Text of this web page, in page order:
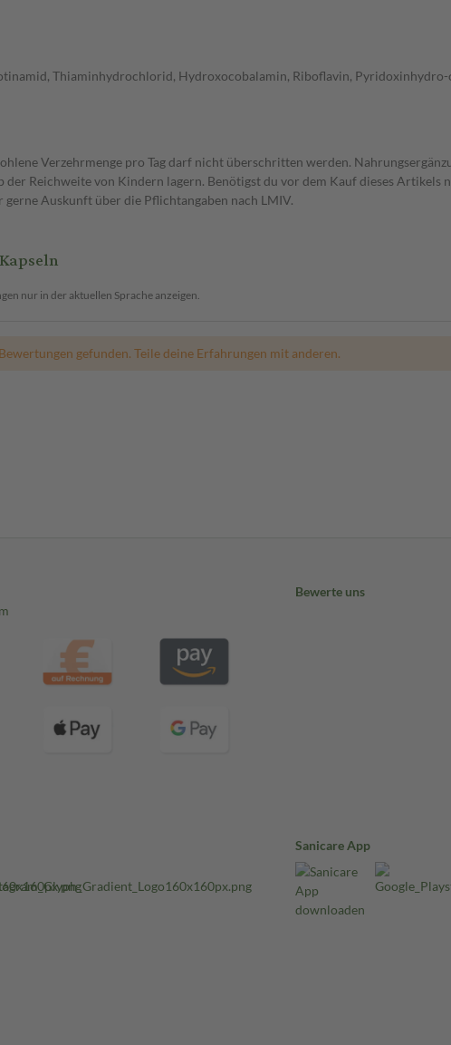
Thiaminhydrochlorid, Hydroxocobalamin, Riboflavin,
Verzehrmenge pro Tag darf nicht überschritten werden.
der Reichweite von Kindern lagern. Benötigst du vor dem Kauf dieses
Auskunft über die Pflichtangaben nach LMIV.
nur in der aktuellen Sprache anzeigen.
gefunden. Teile deine Erfahrungen mit anderen.
Bewerte uns
Sanicare App